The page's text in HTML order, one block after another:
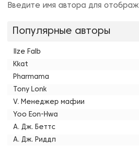
Введите имя автора для
Популярные авторы
Ilze Falb
Kkat
Pharmama
Tony Lonk
V. Менеджер мафии
Yoo Eon-Hwa
А. Дж. Беттс
А. Дж. Риддл